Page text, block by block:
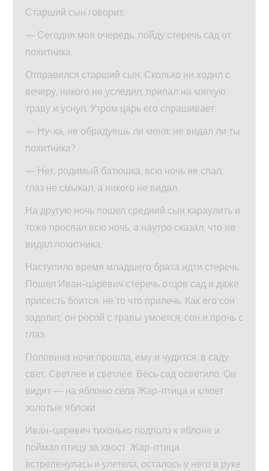
Старший сын говорит:
— Сегодня моя очередь, пойду стеречь сад от
похитника.
Отправился старший сын. Сколько ни ходил с
вечеру, никого не уследил, припал на мягкую
траву и уснул. Утром царь его спрашивает:
— Ну-ка, не обрадуешь ли меня: не видал ли ты
похитника?
— Нет, родимый батюшка, всю ночь не спал,
глаз не смыкал, а никого не видал.
На другую ночь пошел средний сын караулить и
тоже проспал всю ночь, а наутро сказал, что не
видал похитника.
Наступило время младшего брата идти стеречь.
Пошел Иван-царевич стеречь отцов сад и даже
присесть боится, не то что прилечь. Как его сон
задолит, он росой с травы умоется, сон и прочь с
глаз.
Половина ночи прошла, ему и чудится: в саду
свет. Светлее и светлее. Весь сад осветило. Он
видит — на яблоню села Жар-птица и клюет
золотые яблоки.
Иван-царевич тихонько подполз к яблоне и
поймал птицу за хвост. Жар-птица
встрепенулась и улетела, осталось у него в руке